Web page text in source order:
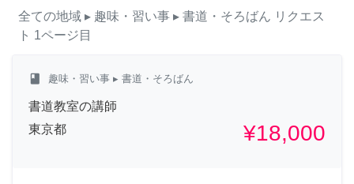
全ての地域 ▸ 趣味・習い事 ▸ 書道・そろばん リクエス
ト 1ページ目
class 趣味・習い事 ▸ 書道・そろばん
書道教室の講師
東京都
¥18,000